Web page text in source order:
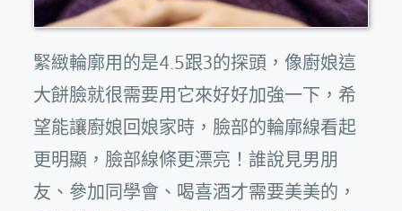
緊緻輪廓用的是4.5跟3的探頭，像廚娘這
大餅臉就很需要用它來好好加強一下，希
望能讓廚娘回娘家時，臉部的輪廓線看起
更明顯，臉部線條更漂亮！誰說見男朋
友、參加同學會、喝喜酒才需要美美的，